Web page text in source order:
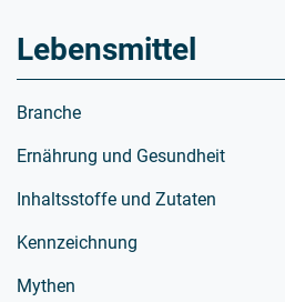
Lebensmittel
Branche
Ernährung und Gesundheit
Inhaltsstoffe und Zutaten
Kennzeichnung
Mythen